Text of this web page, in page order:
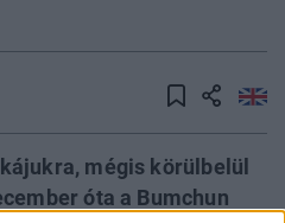
mégis körülbelül
óta a Bumchun